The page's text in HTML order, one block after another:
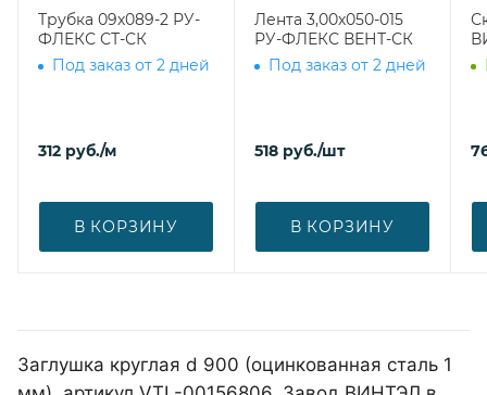
Трубка 09х089-2 РУ-
ФЛЕКС СТ-СК
Под заказ от 2 дней
312 руб./м
В КОРЗИНУ
Лента 3,00х050-015
РУ-ФЛЕКС ВЕНТ-СК
Под заказ от 2 дней
518 руб./шт
В КОРЗИНУ
Заглушка круглая d 900 (оцинкованная сталь 1